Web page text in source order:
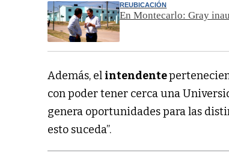
REUBICACIÓN
En Montecarlo: Gray
Además, el intendente
con poder tener cerca una
genera oportunidades para las
esto suceda”.